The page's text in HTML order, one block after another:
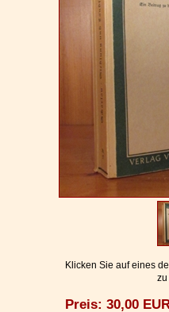
Die Meyer Auflagen
Widerrufsbelehrung
Geschäftsbedingungen
Datenschutzerklärung
Ihr WarenkorbKlicken Sie auf eines
zu
Preis: 30,00